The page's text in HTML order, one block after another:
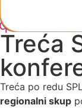
Treća
Treća po redu
regionalni skup